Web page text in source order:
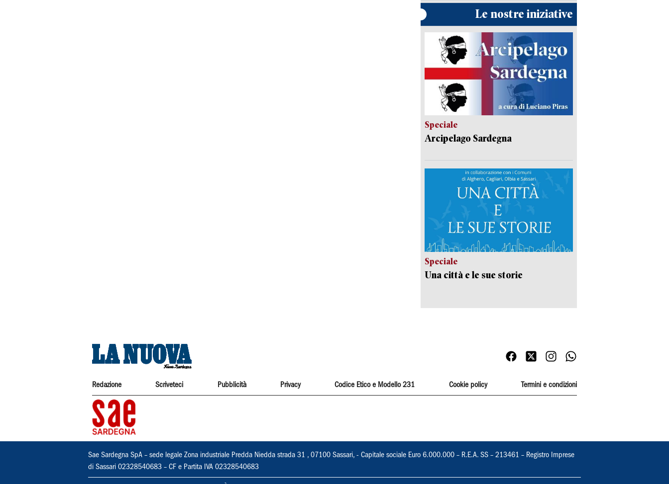
Le nostre iniziative
Speciale
Arcipelago Sardegna
Speciale
Una città e le sue storie
Redazione Scriveteci Pubblicità Privacy Codice Etico e Modello 231 Cookie policy Termini e condizioni
Sae Sardegna SpA – sede legale Zona industriale Predda Niedda strada 31 , 07100 Sassari, - Capitale sociale Euro 6.000.000 – R.E.A. SS – 213461 – Registro Imprese
di Sassari 02328540683 – CF e Partita IVA 02328540683